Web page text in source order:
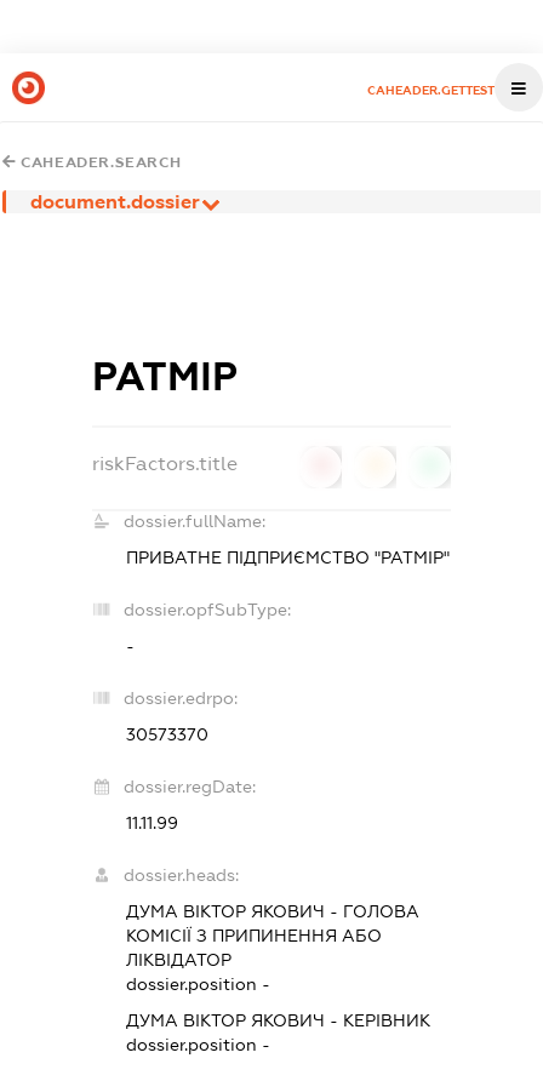
CAHEADER.GETTEST
CAHEADER.SEARCH
document.dossier
РАТМІР
riskFactors.title
dossier.fullName:
ПРИВАТНЕ ПІДПРИЄМСТВО "РАТМІР"
dossier.opfSubType:
-
dossier.edrpo:
30573370
dossier.regDate:
11.11.99
dossier.heads:
ДУМА ВІКТОР ЯКОВИЧ - ГОЛОВА
КОМІСІЇ З ПРИПИНЕННЯ АБО
ЛІКВІДАТОР
dossier.position -
ДУМА ВІКТОР ЯКОВИЧ - КЕРІВНИК
dossier.position -